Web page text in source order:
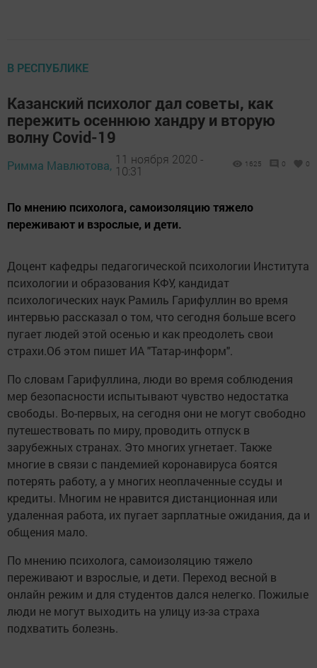
В РЕСПУБЛИКЕ
Казанский психолог дал советы, как
пережить осеннюю хандру и вторую
волну Covid-19
Римма Мавлютова, 11 ноября 2020 -
10:31
1625 0 0
По мнению психолога, самоизоляцию тяжело
переживают и взрослые, и дети.
Доцент кафедры педагогической психологии Института
психологии и образования КФУ, кандидат
психологических наук Рамиль Гарифуллин во время
интервью рассказал о том, что сегодня больше всего
пугает людей этой осенью и как преодолеть свои
страхи.Об этом пишет ИА "Татар-информ".
По словам Гарифуллина, люди во время соблюдения
мер безопасности испытывают чувство недостатка
свободы. Во-первых, на сегодня они не могут свободно
путешествовать по миру, проводить отпуск в
зарубежных странах. Это многих угнетает. Также
многие в связи с пандемией коронавируса боятся
потерять работу, а у многих неоплаченные ссуды и
кредиты. Многим не нравится дистанционная или
удаленная работа, их пугает зарплатные ожидания, да и
общения мало.
По мнению психолога, самоизоляцию тяжело
переживают и взрослые, и дети. Переход весной в
онлайн режим и для студентов дался нелегко. Пожилые
люди не могут выходить на улицу из-за страха
подхватить болезнь.